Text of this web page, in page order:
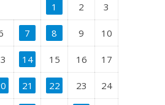
1 2 3
7 8 9 10
14 15 16 17
21 22 23 24